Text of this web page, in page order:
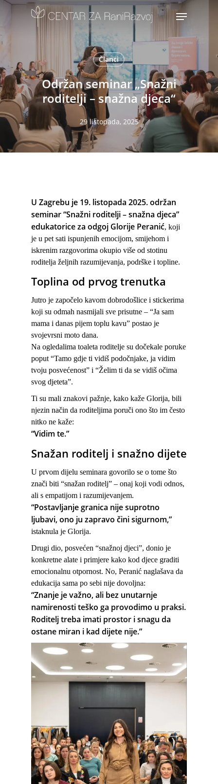
Skip
content
Menu
Članci
Održan seminar „Snažni
roditelji – snažna djeca“
29 listopada, 2025
U Zagrebu je 19. listopada 2025. održan
seminar “Snažni roditelji – snažna djeca”
edukatorice za odgoj Glorije Peranić, koji
je u pet sati ispunjenih emocijom, smijehom i
iskrenim razgovorima okupio više od stotinu
roditelja željnih razumijevanja, podrške i topline.
Toplina od prvog trenutka
Jutro je započelo kavom dobrodošlice i stickerima
koji su odmah nasmijali sve prisutne – “Ja sam
mama i danas pijem toplu kavu” postao je
svojevrsni moto dana.
Na ogledalima toaleta roditelje su dočekale poruke
poput “Tamo gdje ti vidiš podočnjake, ja vidim
tvoju posvećenost” i “Želim ti da se vidiš očima
svog djeteta”.
Ti su mali znakovi pažnje, kako kaže Glorija, bili
njezin način da roditeljima poruči ono što im često
nitko ne kaže:
“Vidim te.”
Snažan roditelj i snažno dijete
U prvom dijelu seminara govorilo se o tome što
znači biti “snažan roditelj” – onaj koji vodi odnos,
ali s empatijom i razumijevanjem.
“Postavljanje granica nije suprotno
ljubavi, ono ju zapravo čini sigurnom,”
istaknula je Glorija.
Drugi dio, posvećen “snažnoj djeci”, donio je
konkretne alate i primjere kako kod djece graditi
emocionalnu otpornost. No, Peranić naglašava da
edukacija sama po sebi nije dovoljna:
“Znanje je važno, ali bez unutarnje
namirenosti teško ga provodimo u praksi.
Roditelj treba imati prostor i snagu da
ostane miran i kad dijete nije.”